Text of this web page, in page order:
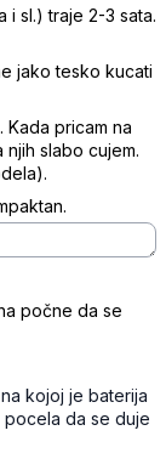
i sl.) traje 2-3 sata.
jako tesko kucati
pricam na
slabo cujem.
počne da se
kojoj je baterija
pocela da se duje